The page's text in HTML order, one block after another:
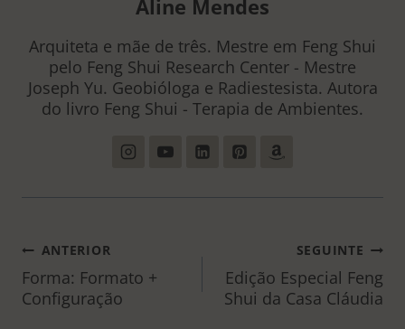
Aline Mendes
Arquiteta e mãe de três. Mestre em Feng Shui
pelo Feng Shui Research Center - Mestre
Joseph Yu. Geobióloga e Radiestesista. Autora
do livro Feng Shui - Terapia de Ambientes.
NAVEGAÇÃO
DE
POST
ANTERIOR
Forma: Formato +
Configuração
SEGUINTE
Edição Especial Feng
Shui da Casa Cláudia